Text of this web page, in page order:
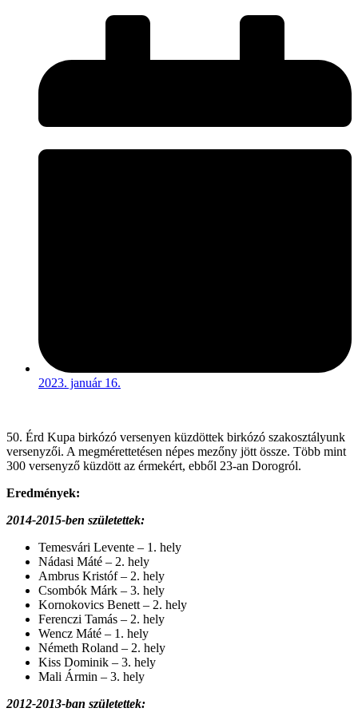
2023. január 16.
50. Érd Kupa birkózó versenyen küzdöttek birkózó szakosztályunk
versenyzői. A megmérettetésen népes mezőny jött össze. Több mint
300 versenyző küzdött az érmekért, ebből 23-an Dorogról.
Eredmények:
2014-2015-ben születettek:
Temesvári Levente – 1. hely
Nádasi Máté – 2. hely
Ambrus Kristóf – 2. hely
Csombók Márk – 3. hely
Kornokovics Benett – 2. hely
Ferenczi Tamás – 2. hely
Wencz Máté – 1. hely
Németh Roland – 2. hely
Kiss Dominik – 3. hely
Mali Ármin – 3. hely
2012-2013-ban születettek: